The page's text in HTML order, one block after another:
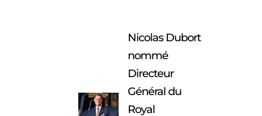
Nicolas Dubort
nommé
Directeur
Général du
Royal